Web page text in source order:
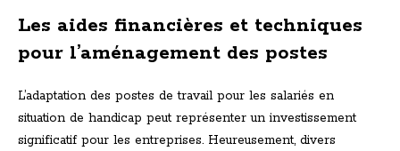
Les aides financières et techniques
pour l’aménagement des postes
L’adaptation des postes de travail pour les salariés en
situation de handicap peut représenter un investissement
significatif pour les entreprises. Heureusement, divers